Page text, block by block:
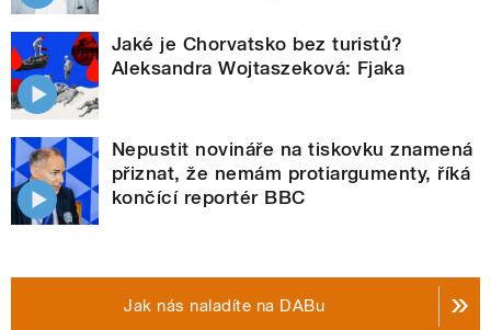
Jaké je Chorvatsko bez turistů?
Aleksandra Wojtaszeková: Fjaka
Nepustit novináře na tiskovku znamená
přiznat, že nemám protiargumenty, říká
končící reportér BBC
Jak nás naladíte na DABu